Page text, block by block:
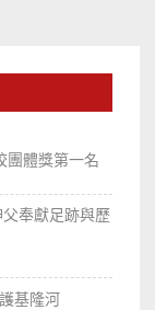
團體獎第一名
奉獻足跡與歷
基隆河